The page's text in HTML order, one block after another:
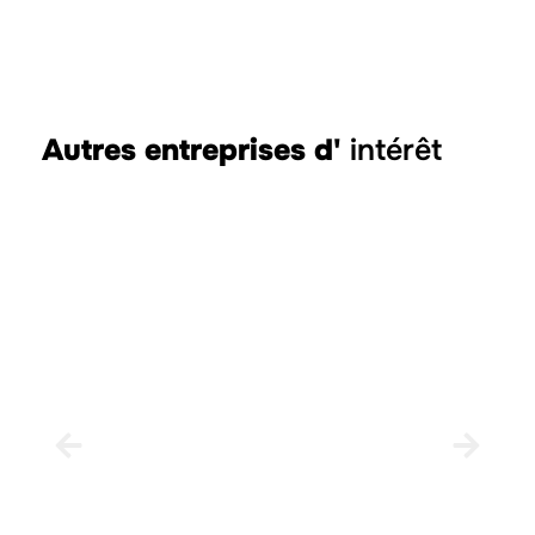
Autres entreprises d' intérêt